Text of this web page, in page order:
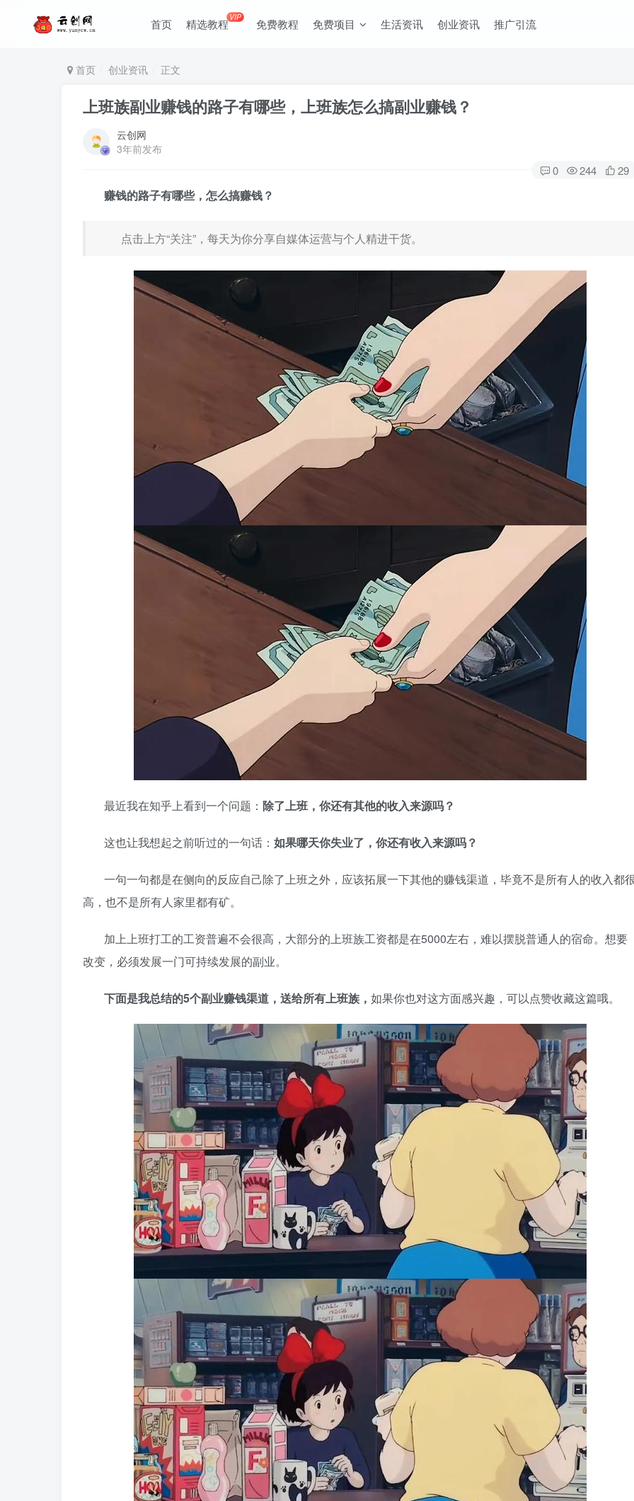
首页 精选教程VIP 免费教程 免费项目 生活资讯 创业资讯 推广引流
首页 创业资讯 正文
上班族副业赚钱的路子有哪些，上班族怎么搞副业赚钱？
云创网
3年前发布
0 244 29
赚钱的路子有哪些， 怎么搞赚钱？
点击上方“关注”，每天为你分享自媒体运营与个人精进干货。
最近我在知乎上看到一个问题： 除了上班，你还有其他的收入来源吗？
这也让我想起之前听过的一句话： 如果哪天你失业了，你还有收入来源吗？
一句一句都是在侧向的反应自己除了上班之外，应该拓展一下其他的赚钱渠道，毕竟不是所有人的收入都
高，也不是所有人家里都有矿。
加上上班打工的工资普遍不会很高，大部分的上班族工资都是在5000左右，难以摆脱普通人的宿命。想要
改变，必须发展一门可持续发展的副业。
下面是我总结的5个副业赚钱渠道，送给所有上班族， 如果你也对这方面感兴趣，可以点赞收藏这篇哦。